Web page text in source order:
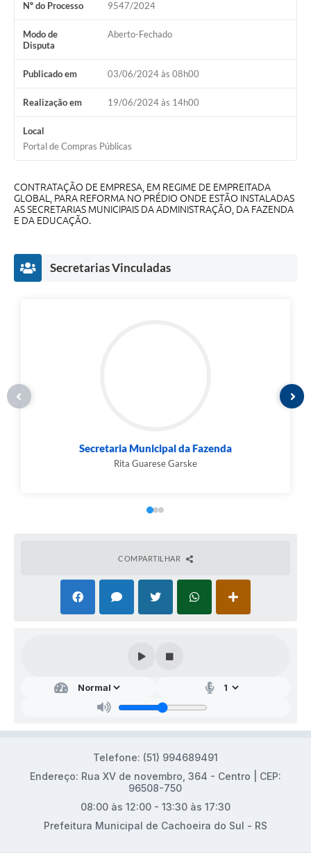
Gabinetes e Secretarias
Contas Públicas
Editais
Links
Serviços Online
Telefones Úteis
Notícias
Contato
Nº do Processo 9547/2024
Modo de
Disputa
Aberto-Fechado
Publicado em 03/06/2024 às 08h00
Realização em 19/06/2024 às 14h00
Local
Portal de Compras Públicas
CONTRATAÇÃO DE EMPRESA, EM REGIME DE EMPREITADA
GLOBAL, PARA REFORMA NO PRÉDIO ONDE ESTÃO INSTALADAS
AS SECRETARIAS MUNICIPAIS DA ADMINISTRAÇÃO, DA FAZENDA
E DA EDUCAÇÃO.
Secretarias Vinculadas
Secretaria Municipal da Fazenda
Rita Guarese Garske
COMPARTILHAR
Telefone: (51) 994689491
Endereço: Rua XV de novembro, 364 - Centro | CEP:
96508-750
08:00 às 12:00 - 13:30 às 17:30
Prefeitura Municipal de Cachoeira do Sul - RS